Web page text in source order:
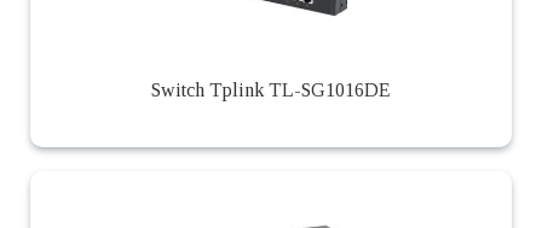
Switch Tplink TL-SG1016DE